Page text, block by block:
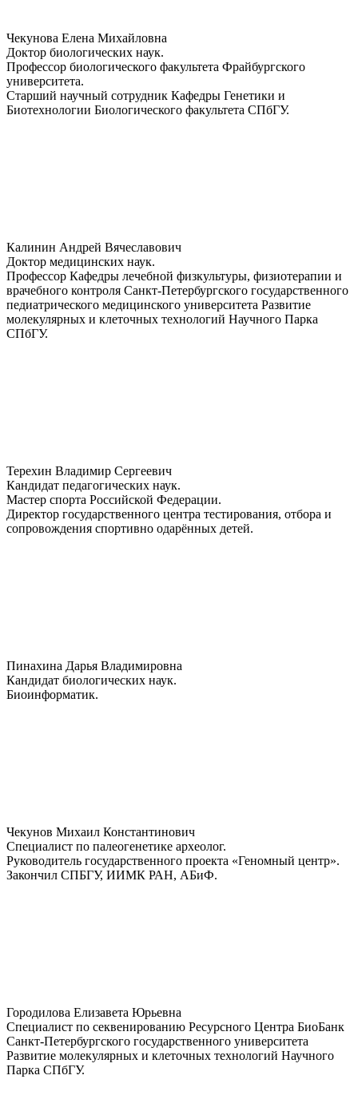
Чекунова Елена Михайловна
Доктор биологических наук.
Профессор биологического факультета Фрайбургского
университета.
Старший научный сотрудник Кафедры Генетики и
Биотехнологии Биологического факультета СПбГУ.
Калинин Андрей Вячеславович
Доктор медицинских наук.
Профессор Кафедры лечебной физкультуры, физиотерапии и
врачебного контроля Санкт-Петербургского государственного
педиатрического медицинского университета Развитие
молекулярных и клеточных технологий Научного Парка
СПбГУ.
Терехин Владимир Сергеевич
Кандидат педагогических наук.
Мастер спорта Российской Федерации.
Директор государственного центра тестирования, отбора и
сопровождения спортивно одарённых детей.
Пинахина Дарья Владимировна
Кандидат биологических наук.
Биоинформатик.
Чекунов Михаил Константинович
Специалист по палеогенетике археолог.
Руководитель государственного проекта «Геномный центр».
Закончил СПБГУ, ИИМК РАН, АБиФ.
Городилова Елизавета Юрьевна
Специалист по секвенированию Ресурсного Центра БиоБанк
Санкт-Петербургского государственного университета
Развитие молекулярных и клеточных технологий Научного
Парка СПбГУ.